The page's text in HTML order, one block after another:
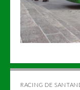
RACING DE